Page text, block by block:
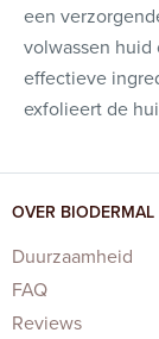
een
volwassen
effectieve
exfolieert de
OVER BIODERMAL
Duurzaamheid
FAQ
Reviews